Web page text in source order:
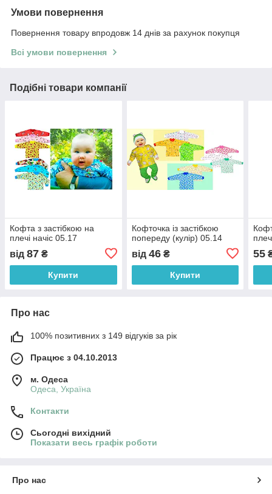
Умови повернення
Повернення товару впродовж 14 днів за рахунок покупця
Всі умови повернення
Подібні товари компанії
Кофта з застібкою на
плечі начіс 05.17
від 87 ₴
Купити
Кофточка із застібкою
попереду (кулір) 05.14
від 46₴
Купити
55
Про нас
100% позитивних з 149 відгуків за рік
Працює з 04.10.2013
м. Одеса
Одеса, Україна
Контакти
Сьогодні вихідний
Показати весь графік роботи
Про нас